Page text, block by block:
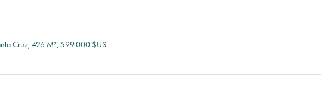
Cruz, 426 M², 599 000 $US